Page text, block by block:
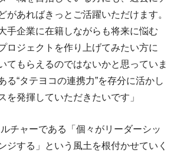
があればきっとご活躍いただけます。
手企業に在籍しながらも将来に悩む
ロジェクトを作り上げてみたい方に
てもらえるのではないかと思っていま
る“タテヨコの連携力”を存分に活かし
を発揮していただきたいです」
チャーである「個々がリーダーシッ
ジする」という風土を根付かせていく